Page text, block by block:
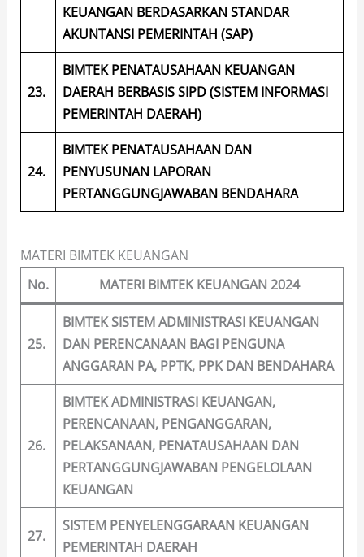
KEUANGAN BERDASARKAN STANDAR
AKUNTANSI PEMERINTAH (SAP)
23.
BIMTEK PENATAUSAHAAN KEUANGAN
DAERAH BERBASIS SIPD (SISTEM INFORMASI
PEMERINTAH DAERAH)
24.
BIMTEK PENATAUSAHAAN DAN
PENYUSUNAN LAPORAN
PERTANGGUNGJAWABAN BENDAHARA
MATERI BIMTEK KEUANGAN
No.
MATERI BIMTEK KEUANGAN 2024
25.
BIMTEK SISTEM ADMINISTRASI KEUANGAN
DAN PERENCANAAN BAGI PENGUNA
ANGGARAN PA, PPTK, PPK DAN BENDAHARA
26.
BIMTEK ADMINISTRASI KEUANGAN,
PERENCANAAN, PENGANGGARAN,
PELAKSANAAN, PENATAUSAHAAN DAN
PERTANGGUNGJAWABAN PENGELOLAAN
KEUANGAN
27.
SISTEM PENYELENGGARAAN KEUANGAN
PEMERINTAH DAERAH